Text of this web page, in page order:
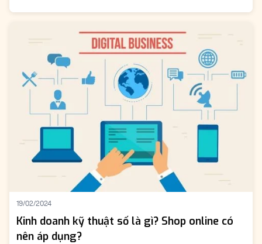
19/02/2024
Kinh doanh kỹ thuật số là gì? Shop online có
nên áp dụng?